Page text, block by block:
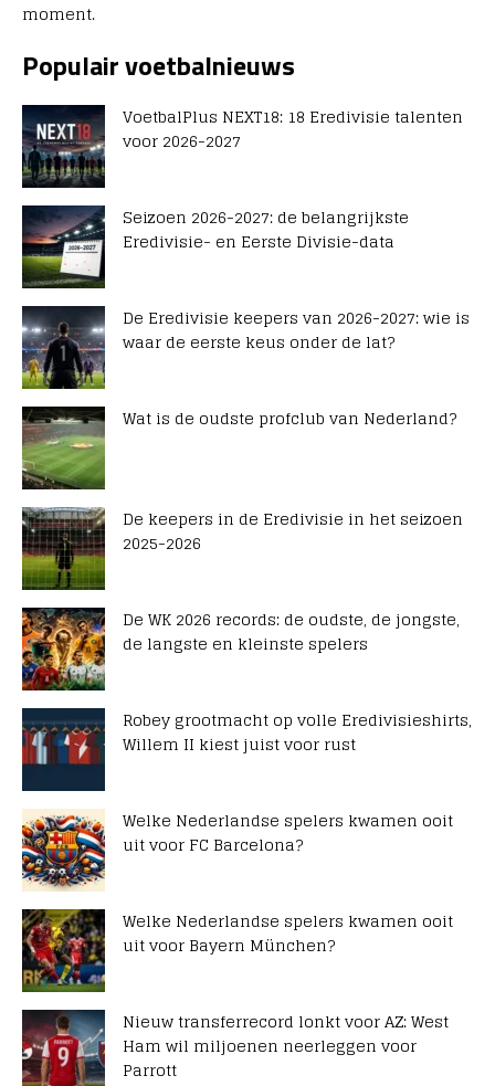
moment.
Populair voetbalnieuws
VoetbalPlus NEXT18: 18 Eredivisie talenten
voor 2026-2027
Seizoen 2026-2027: de belangrijkste
Eredivisie- en Eerste Divisie-data
De Eredivisie keepers van 2026-2027: wie is
waar de eerste keus onder de lat?
Wat is de oudste profclub van Nederland?
De keepers in de Eredivisie in het seizoen
2025-2026
De WK 2026 records: de oudste, de jongste,
de langste en kleinste spelers
Robey grootmacht op volle Eredivisieshirts,
Willem II kiest juist voor rust
Welke Nederlandse spelers kwamen ooit
uit voor FC Barcelona?
Welke Nederlandse spelers kwamen ooit
uit voor Bayern München?
Nieuw transferrecord lonkt voor AZ: West
Ham wil miljoenen neerleggen voor
Parrott